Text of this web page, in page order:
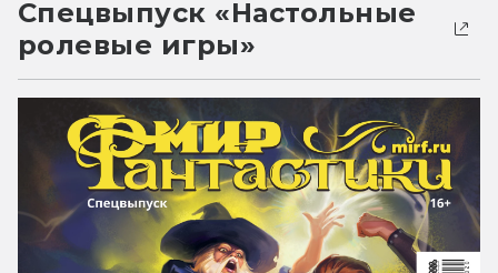
Спецвыпуск «Настольные
ролевые игры»